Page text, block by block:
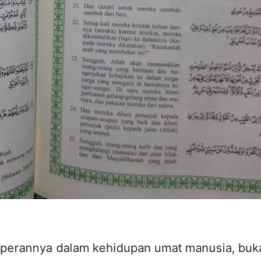
dalam kehidupan umat manusia,